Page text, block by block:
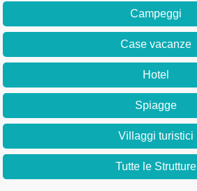
Campeggi
Case vacanze
Hotel
Spiagge
Villaggi turistici
Tutte le Strutture